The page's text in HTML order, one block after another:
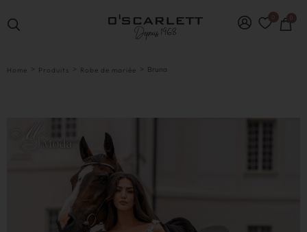
Home > Produits > Robe de mariée > Bruna